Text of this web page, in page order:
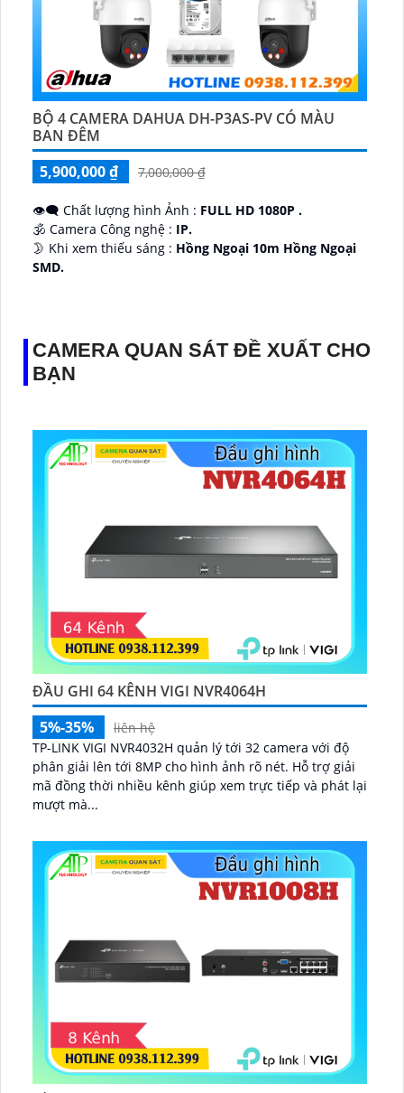
BỘ 4 CAMERA DAHUA DH-P3AS-PV CÓ MÀU
BAN ĐÊM
5,900,000 ₫
7,000,000 ₫
👁️‍🗨 Chất lượng hình Ảnh : FULL HD 1080P .
🕉️ Camera Công nghệ : IP.
🌛 Khi xem thiếu sáng : Hồng Ngoại 10m Hồng Ngoại
SMD.
CAMERA QUAN SÁT ĐỀ XUẤT CHO
BẠN
ĐẦU GHI 64 KÊNH VIGI NVR4064H
5%-35%
liên hệ
TP-LINK VIGI NVR4032H quản lý tới 32 camera với độ
phân giải lên tới 8MP cho hình ảnh rõ nét. Hỗ trợ giải
mã đồng thời nhiều kênh giúp xem trực tiếp và phát lại
mượt mà...